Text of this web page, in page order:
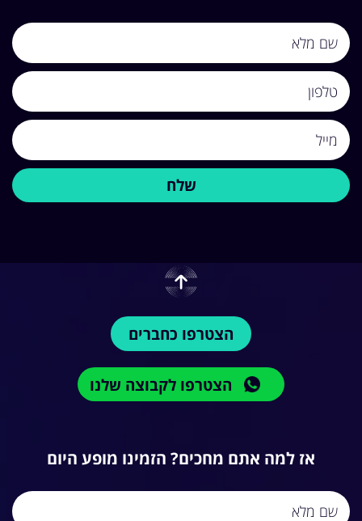
אז למה אתם מחכים? הזמינו מופע היום
הצטרפו כחברים
הצטרפו לקבוצה שלנו